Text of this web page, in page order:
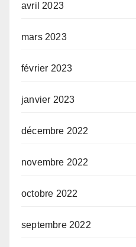
avril 2023
mars 2023
février 2023
janvier 2023
décembre 2022
novembre 2022
octobre 2022
septembre 2022